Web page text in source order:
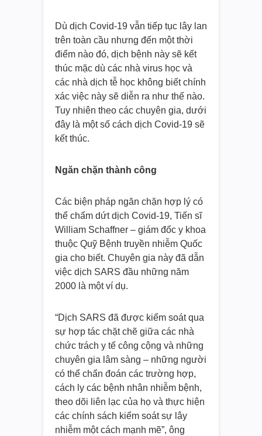
Dù dịch Covid-19 vẫn tiếp tục lây lan
trên toàn cầu nhưng đến một thời
điểm nào đó, dịch bệnh này sẽ kết
thúc mặc dù các nhà virus học và
các nhà dịch tễ học không biết chính
xác việc này sẽ diễn ra như thế nào.
Tuy nhiên theo các chuyên gia, dưới
đây là một số cách dịch Covid-19 sẽ
kết thúc.
Ngăn chặn thành công
Các biện pháp ngăn chặn hợp lý có
thể chấm dứt dịch Covid-19, Tiến sĩ
William Schaffner – giám đốc y khoa
thuộc Quỹ Bệnh truyền nhiễm Quốc
gia cho biết. Chuyên gia này đã dẫn
việc dịch SARS đầu những năm
2000 là một ví dụ.
“Dịch SARS đã được kiểm soát qua
sự hợp tác chặt chẽ giữa các nhà
chức trách y tế công cộng và những
chuyên gia lâm sàng – những người
có thể chẩn đoán các trường hợp,
cách ly các bệnh nhân nhiễm bệnh,
theo dõi liên lạc của họ và thực hiện
các chính sách kiểm soát sự lây
nhiễm một cách mạnh mẽ”, ông